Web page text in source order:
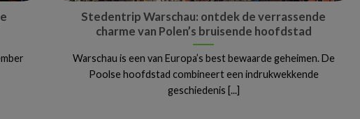
Stedentrip Warschau: ontdek de verrassende
charme van Polen’s bruisende hoofdstad
Warschau is een van Europa’s best bewaarde geheimen. De
Poolse hoofdstad combineert een indrukwekkende
geschiedenis [...]